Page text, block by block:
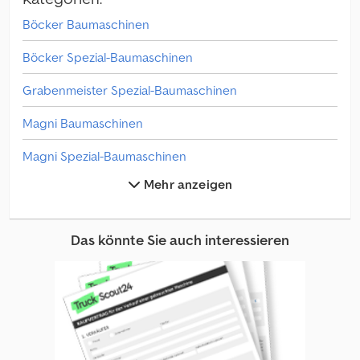
Böcker Baumaschinen
Böcker Spezial-Baumaschinen
Grabenmeister Spezial-Baumaschinen
Magni Baumaschinen
Magni Spezial-Baumaschinen
Schaeff Spezial-Baumaschinen
Sonstige Baumaschinen
Spezial-Baumaschinen
Steinbock Baumaschinen
Steinbock Boss Gabelstapler
Mehr anzeigen
Das könnte Sie auch interessieren